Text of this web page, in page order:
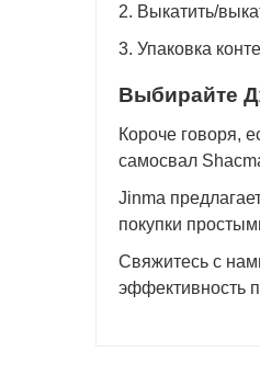
2. Выкатить/
3. Упаковка
Выбирайте
Короче говоря,
самосвал
Jinma
покупки
Свяжитесь с
эффективность